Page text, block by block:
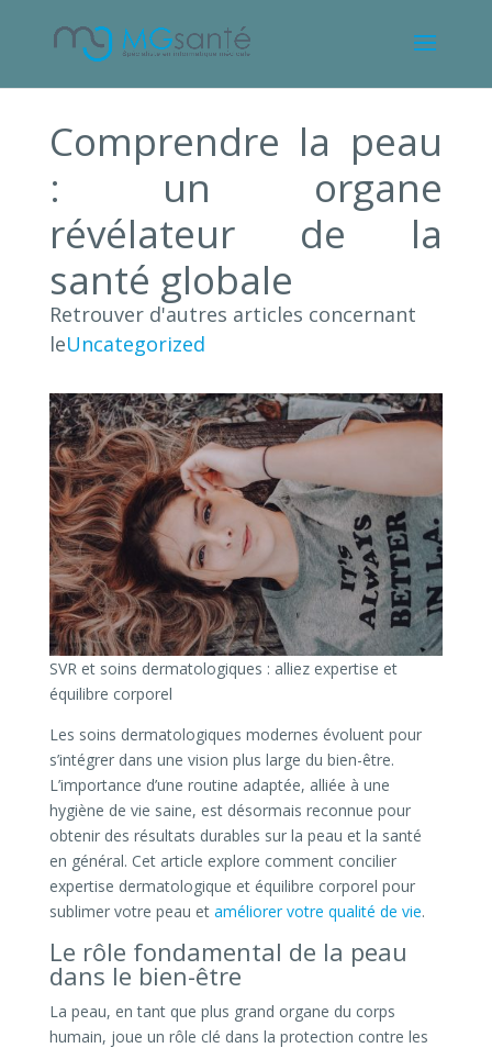
Comprendre la peau
: un organe
révélateur de la
santé globale
Retrouver d'autres articles concernant
leUncategorized
SVR et soins dermatologiques : alliez expertise et
équilibre corporel
Les soins dermatologiques modernes évoluent pour
s’intégrer dans une vision plus large du bien-être.
L’importance d’une routine adaptée, alliée à une
hygiène de vie saine, est désormais reconnue pour
obtenir des résultats durables sur la peau et la santé
en général. Cet article explore comment concilier
expertise dermatologique et équilibre corporel pour
sublimer votre peau et améliorer votre qualité de vie.
Le rôle fondamental de la peau
dans le bien-être
La peau, en tant que plus grand organe du corps
humain, joue un rôle clé dans la protection contre les